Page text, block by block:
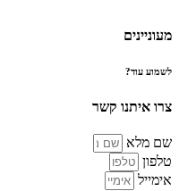
מעוניינים
לשמוע עוד?
צרו איתנו קשר
שם מלא
טלפון
אימייל